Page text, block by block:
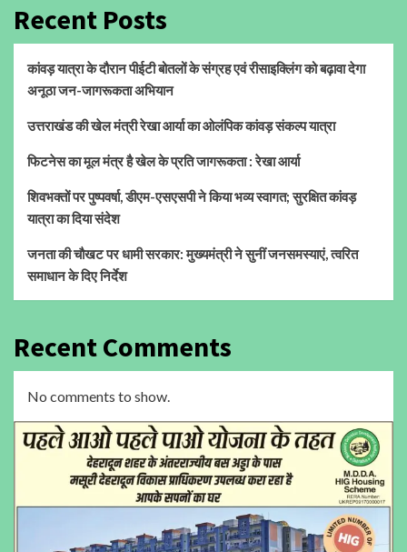
Recent Posts
कांवड़ यात्रा के दौरान पीईटी बोतलों के संग्रह एवं रीसाइक्लिंग को बढ़ावा देगा
अनूठा जन-जागरूकता अभियान
उत्तराखंड की खेल मंत्री रेखा आर्या का ओलंपिक कांवड़ संकल्प यात्रा
फिटनेस का मूल मंत्र है खेल के प्रति जागरूकता : रेखा आर्या
शिवभक्तों पर पुष्पवर्षा, डीएम-एसएसपी ने किया भव्य स्वागत; सुरक्षित कांवड़
यात्रा का दिया संदेश
जनता की चौखट पर धामी सरकार: मुख्यमंत्री ने सुनीं जनसमस्याएं, त्वरित
समाधान के दिए निर्देश
Recent Comments
No comments to show.